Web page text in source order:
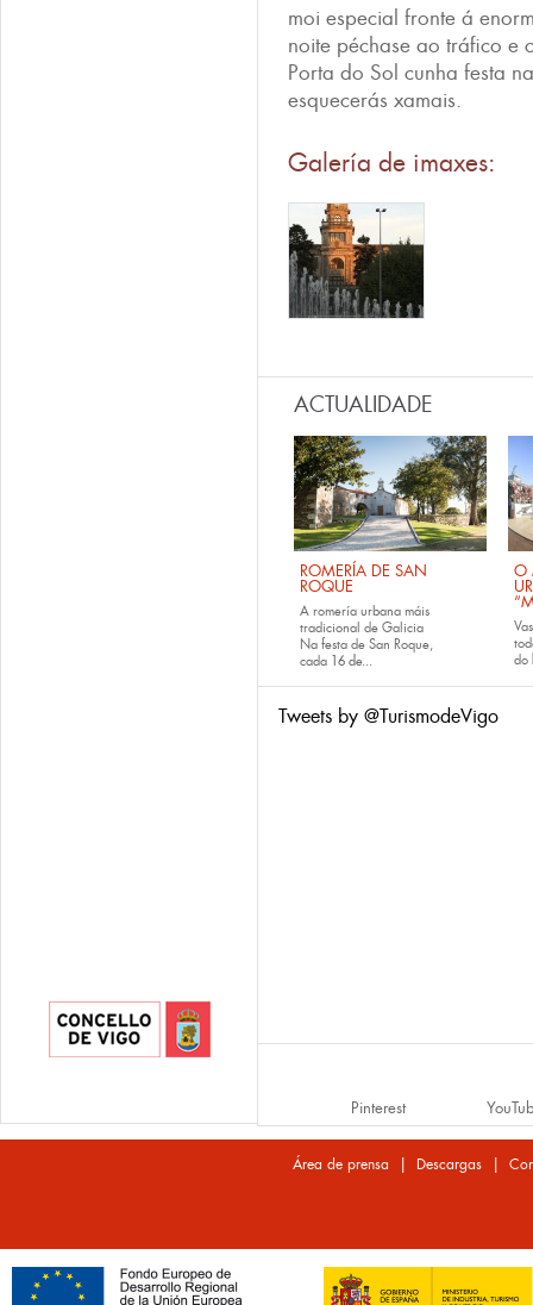
moi especial fronte á
noite péchase ao tráfico e
Porta do Sol cunha festa
esquecerás xamais.
Galería de imaxes:
ACTUALIDADE
ROMERÍA DE SAN
ROQUE
A romería urbana máis
tradicional de Galicia
Na festa de San Roque,
cada 16 de...
O
do
Tweets by @TurismodeVigo
Pinterest
Área de prensa | Descargas |